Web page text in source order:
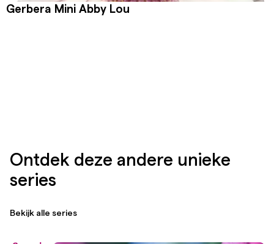
Gerbera Mini Abby Lou
Ontdek deze andere unieke
series
Bekijk alle series